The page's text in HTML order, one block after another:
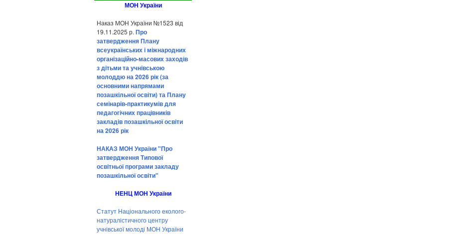
МОН України
Наказ МОН України №1523 від
19.11.2025 р. Про
затвердження Плану
всеукраїнських і міжнародних
організаційно-масових заходів
з дітьми та учнівською
молоддю на 2026 рік (за
основними напрямами
позашкільної освіти) та Плану
семінарів-практикумів для
педагогічних працівників
закладів позашкільної освіти
на 2026 рік
НАКАЗ МОН України "Про
затвердження Типової
освітньої програми закладу
позашкільної освіти"
НЕНЦ МОН України
Статут Національного еколого-
натуралістичного центру
учнівської молоді МОН України